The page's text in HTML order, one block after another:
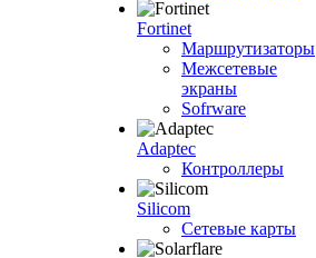
Fortinet
Маршрутизаторы
Межсетевые
экраны
Sofrware
Adaptec
Контроллеры
Silicom
Сетевые карты